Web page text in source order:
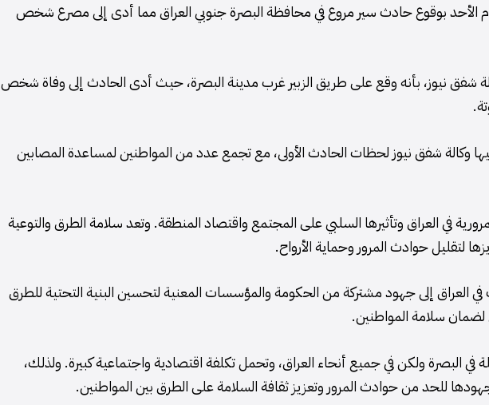
الأحد بوقوع حادث سير مروع في محافظة البصرة جنوبي العراق مما أدى إلى مصرع شخص
شفق نيوز، بأنه وقع على طريق الزبير غرب مدينة البصرة، حيث أدى الحادث إلى وفاة شخص
وكالة شفق نيوز لحظات الحادث الأولى، مع تجمع عدد من المواطنين لمساعدة المصابين
في العراق وتأثيرها السلبي على المجتمع واقتصاد المنطقة. وتعد سلامة الطرق والتوعية
لتقليل حوادث المرور وحماية الأرواح.
العراق إلى جهود مشتركة من الحكومة والمؤسسات المعنية لتحسين البنية التحتية للطرق
لضمان سلامة المواطنين.
البصرة ولكن في جميع أنحاء العراق، وتحمل تكلفة اقتصادية واجتماعية كبيرة. ولذلك،
للحد من حوادث المرور وتعزيز ثقافة السلامة على الطرق بين المواطنين.